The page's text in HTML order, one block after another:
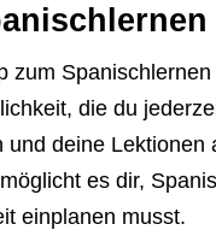
zum
die du
deine
es dir,
einplanen musst.